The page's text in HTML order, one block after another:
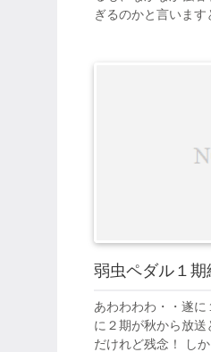
ぎるのかと言います
ルだ！ 大事な事な
弱虫ペダル１期
あわわわわ・・遂
に２期が秋から放
だけれど残念！ し